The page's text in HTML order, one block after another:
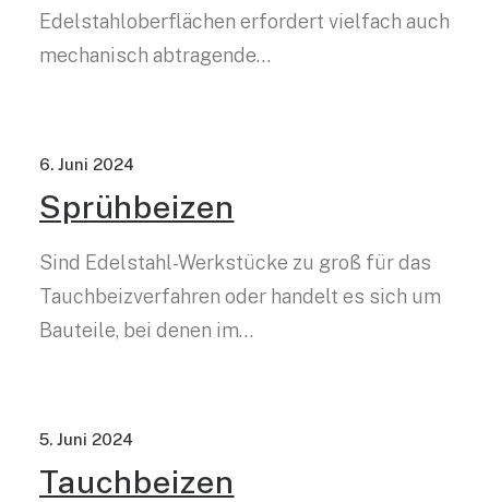
Edelstahloberflächen erfordert vielfach auch
mechanisch abtragende…
6. Juni 2024
Sprühbeizen
Sind Edelstahl-Werkstücke zu groß für das
Tauchbeizverfahren oder handelt es sich um
Bauteile, bei denen im…
5. Juni 2024
Tauchbeizen